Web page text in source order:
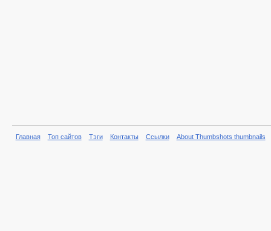
Главная Топ сайтов Тэги Контакты Ссылки About Thumbshots thumbnails